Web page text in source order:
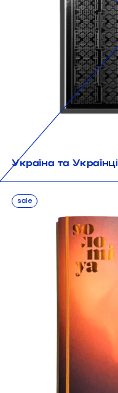
Україна та Українці
sale